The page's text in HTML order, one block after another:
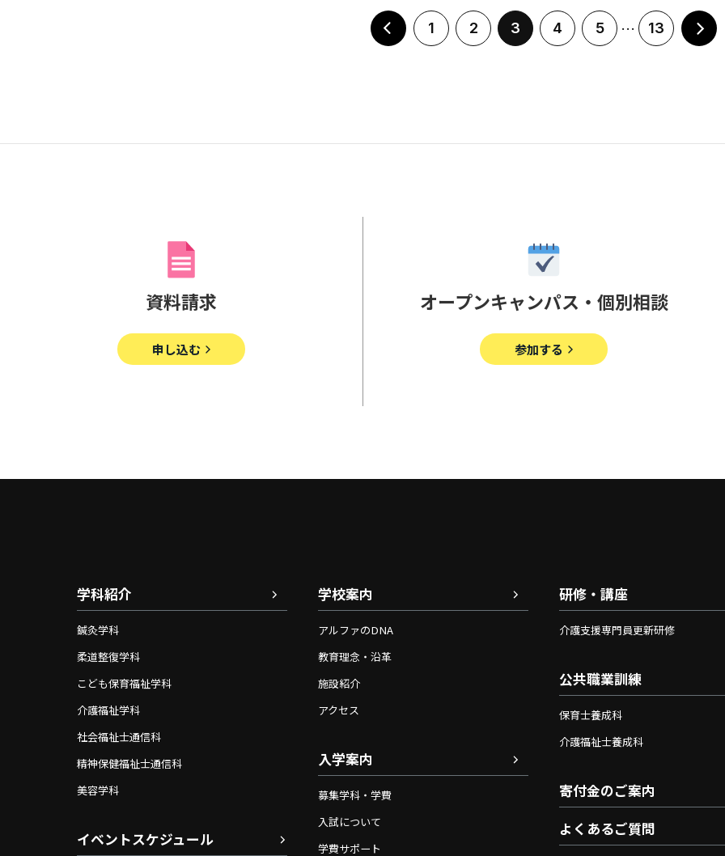
1 2 3 4 5 … 13
資料請求
申し込む
オープンキャンパス・個別相談
参加する
学科紹介
鍼灸学科
柔道整復学科
こども保育福祉学科
介護福祉学科
社会福祉士通信科
精神保健福祉士通信科
美容学科
イベントスケジュール
学校案内
アルファのDNA
教育理念・沿革
施設紹介
アクセス
入学案内
募集学科・学費
入試について
学費サポート
研修・講座
介護支援専門員更新研修
公共職業訓練
保育士養成科
介護福祉士養成科
寄付金のご案内
よくあるご質問